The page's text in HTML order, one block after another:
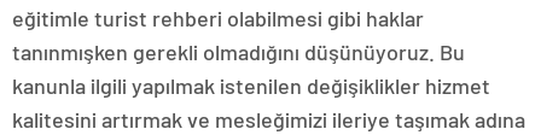
eğitimle turist rehberi olabilmesi gibi haklar
tanınmışken gerekli olmadığını düşünüyoruz. Bu
kanunla ilgili yapılmak istenilen değişiklikler hizmet
kalitesini artırmak ve mesleğimizi ileriye taşımak adına